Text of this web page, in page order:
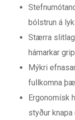
bólstrun á
Stærra slitlag
hámarkar
Mýkri
fullkomna
Ergonomísk
styður